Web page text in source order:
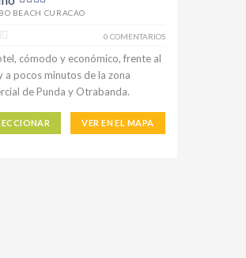
BEACH CURACAO
0 COMENTARIOS
cómodo y económico, frente al
a pocos minutos de la zona
de Punda y Otrabanda.
VER EN EL MAPA